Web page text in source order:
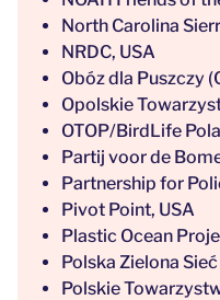
North Carolina
NRDC, USA
Obóz dla Puszczy
Opolskie
OTOP/BirdLife
Partij voor de
Partnership for
Pivot Point, USA
Plastic Ocean
Polska Zielona
Polskie